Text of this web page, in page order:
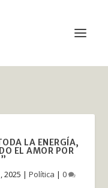
LA ENERGÍA,
EL AMOR POR
2025 | Política | 0